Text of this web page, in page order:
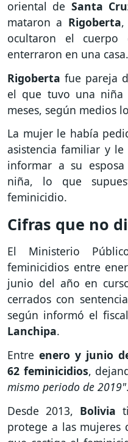
oriental de Santa
mataron a Rigoberta,
ocultaron el
enterraron en una casa.
Rigobertafue pareja
el que tuvo una niña
meses, según medios
La mujer le había
asistencia familiar y
informar a su
niña, lo que
feminicidio.
Cifras que no
El Ministerio
feminicidios entre
junio del año en
cerrados con
según informó el
Lanchipa.
Entre enero y junio
62 feminicidios,
mismo periodo de 2019".
Desde 2013, Bolivia
protege a las